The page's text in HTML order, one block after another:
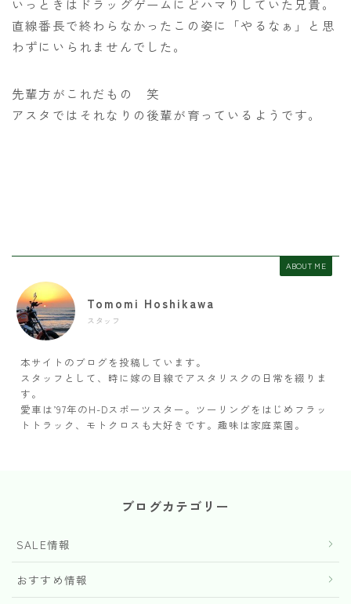
いっときはドラッグゲームにどハマりしていた兄貴。
直線番長で終わらなかったこの姿に「やるなぁ」と思
わずにいられませんでした。
先輩方がこれだもの 笑
アスタではそれなりの後輩が育っているようです。
ABOUT ME
Tomomi Hoshikawa
スタッフ
本サイトのブログを投稿しています。
スタッフとして、時に嫁の目線でアスタリスクの日常を綴りま
す。
愛車は’97年のH-Dスポーツスター。ツーリングをはじめフラッ
トトラック、モトクロスも大好きです。趣味は家庭菜園。
ブログカテゴリー
SALE情報
おすすめ情報